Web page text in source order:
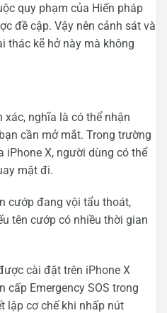
quy phạm của Hiến pháp
đề cập. Vậy nên cảnh sát và
thác kẽ hở này mà không
nghĩa là có thể nhận
cần mở mắt. Trong trường
iPhone X, người dùng có thể
mặt đi.
cướp đang vội tẩu thoát,
tên cướp có nhiều thời gian
cài đặt trên iPhone X
Emergency SOS trong
lập cơ chế khi nhấp nút